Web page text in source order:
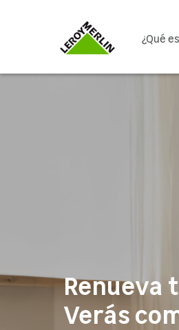
¿Qué
Renueva
Verás